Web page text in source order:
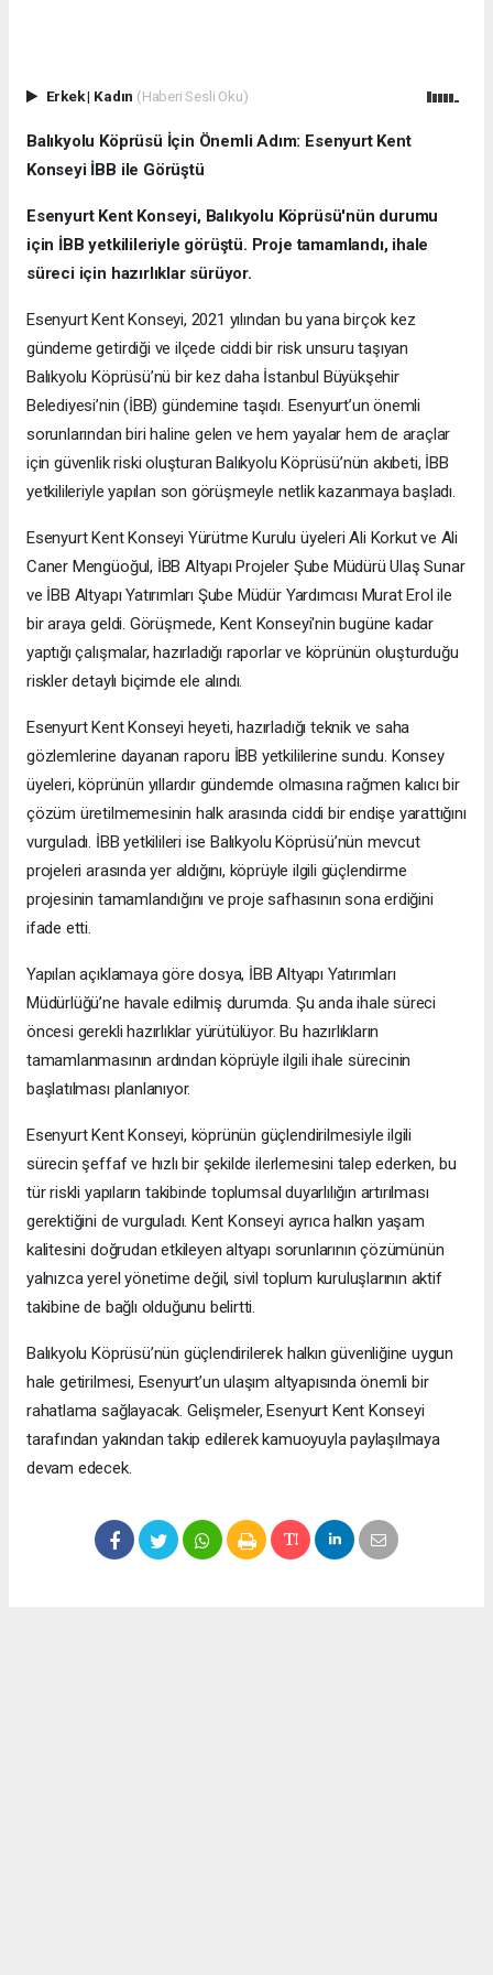
Erkek| Kadın (Haberi Sesli Oku)
Balıkyolu Köprüsü İçin Önemli Adım: Esenyurt Kent
Konseyi İBB ile Görüştü
Esenyurt Kent Konseyi, Balıkyolu Köprüsü'nün durumu
için İBB yetkilileriyle görüştü. Proje tamamlandı, ihale
süreci için hazırlıklar sürüyor.
Esenyurt Kent Konseyi, 2021 yılından bu yana birçok kez
gündeme getirdiği ve ilçede ciddi bir risk unsuru taşıyan
Balıkyolu Köprüsü’nü bir kez daha İstanbul Büyükşehir
Belediyesi’nin (İBB) gündemine taşıdı. Esenyurt’un önemli
sorunlarından biri haline gelen ve hem yayalar hem de araçlar
için güvenlik riski oluşturan Balıkyolu Köprüsü’nün akıbeti, İBB
yetkilileriyle yapılan son görüşmeyle netlik kazanmaya başladı.
Esenyurt Kent Konseyi Yürütme Kurulu üyeleri Ali Korkut ve Ali
Caner Mengüoğul, İBB Altyapı Projeler Şube Müdürü Ulaş Sunar
ve İBB Altyapı Yatırımları Şube Müdür Yardımcısı Murat Erol ile
bir araya geldi. Görüşmede, Kent Konseyi'nin bugüne kadar
yaptığı çalışmalar, hazırladığı raporlar ve köprünün oluşturduğu
riskler detaylı biçimde ele alındı.
Esenyurt Kent Konseyi heyeti, hazırladığı teknik ve saha
gözlemlerine dayanan raporu İBB yetkililerine sundu. Konsey
üyeleri, köprünün yıllardır gündemde olmasına rağmen kalıcı bir
çözüm üretilmemesinin halk arasında ciddi bir endişe yarattığını
vurguladı. İBB yetkilileri ise Balıkyolu Köprüsü’nün mevcut
projeleri arasında yer aldığını, köprüyle ilgili güçlendirme
projesinin tamamlandığını ve proje safhasının sona erdiğini
ifade etti.
Yapılan açıklamaya göre dosya, İBB Altyapı Yatırımları
Müdürlüğü’ne havale edilmiş durumda. Şu anda ihale süreci
öncesi gerekli hazırlıklar yürütülüyor. Bu hazırlıkların
tamamlanmasının ardından köprüyle ilgili ihale sürecinin
başlatılması planlanıyor.
Esenyurt Kent Konseyi, köprünün güçlendirilmesiyle ilgili
sürecin şeffaf ve hızlı bir şekilde ilerlemesini talep ederken, bu
tür riskli yapıların takibinde toplumsal duyarlılığın artırılması
gerektiğini de vurguladı. Kent Konseyi ayrıca halkın yaşam
kalitesini doğrudan etkileyen altyapı sorunlarının çözümünün
yalnızca yerel yönetime değil, sivil toplum kuruluşlarının aktif
takibine de bağlı olduğunu belirtti.
Balıkyolu Köprüsü’nün güçlendirilerek halkın güvenliğine uygun
hale getirilmesi, Esenyurt’un ulaşım altyapısında önemli bir
rahatlama sağlayacak. Gelişmeler, Esenyurt Kent Konseyi
tarafından yakından takip edilerek kamuoyuyla paylaşılmaya
devam edecek.